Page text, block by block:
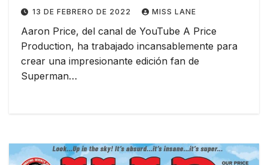
13 DE FEBRERO DE 2022 MISS LANE
Aaron Price, del canal de YouTube A Price
Production, ha trabajado incansablemente para
crear una impresionante edición fan de
Superman…